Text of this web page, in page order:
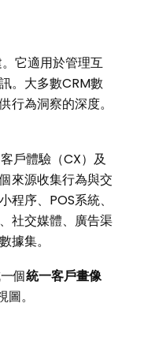
它適用於管理互
。大多數CRM數
行為洞察的深度。
戶體驗（CX）及
來源收集行為與交
序、POS系統、
社交媒體、廣告渠
據集。
個統一客戶畫像
。